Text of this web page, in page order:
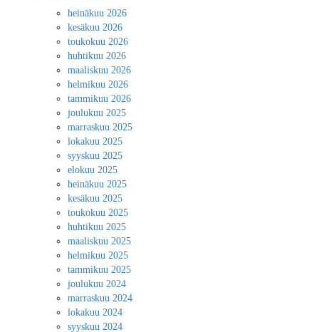
heinäkuu 2026
kesäkuu 2026
toukokuu 2026
huhtikuu 2026
maaliskuu 2026
helmikuu 2026
tammikuu 2026
joulukuu 2025
marraskuu 2025
lokakuu 2025
syyskuu 2025
elokuu 2025
heinäkuu 2025
kesäkuu 2025
toukokuu 2025
huhtikuu 2025
maaliskuu 2025
helmikuu 2025
tammikuu 2025
joulukuu 2024
marraskuu 2024
lokakuu 2024
syyskuu 2024